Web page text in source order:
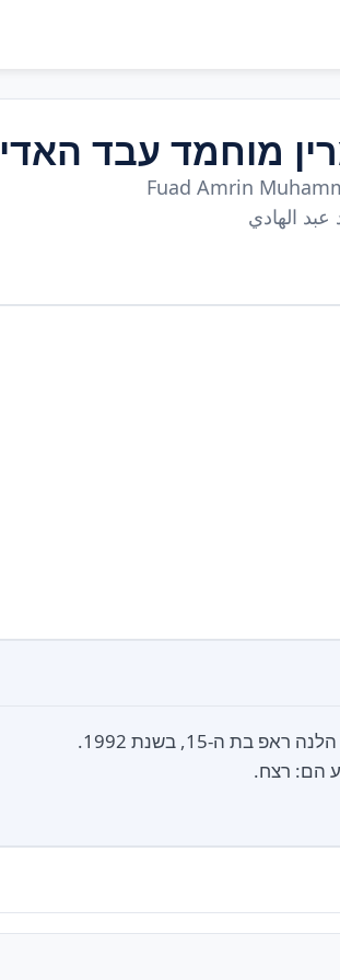
מוחמד עבד האדי
Fuad Amrin
الهادي
הם: רצח.